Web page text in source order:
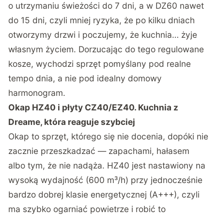
o utrzymaniu świeżości do 7 dni, a w DZ60 nawet
do 15 dni, czyli mniej ryzyka, że po kilku dniach
otworzymy drzwi i poczujemy, że kuchnia… żyje
własnym życiem. Dorzucając do tego regulowane
kosze, wychodzi sprzęt pomyślany pod realne
tempo dnia, a nie pod idealny domowy
harmonogram.
Okap HZ40 i płyty CZ40/EZ40. Kuchnia z
Dreame, która reaguje szybciej
Okap to sprzęt, którego się nie docenia, dopóki nie
zacznie przeszkadzać — zapachami, hałasem
albo tym, że nie nadąża. HZ40 jest nastawiony na
wysoką wydajność (600 m³/h) przy jednocześnie
bardzo dobrej klasie energetycznej (A+++), czyli
ma szybko ogarniać powietrze i robić to